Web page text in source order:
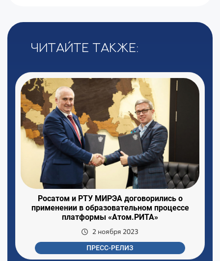
Читайте также:
Росатом и РТУ МИРЭА договорились о
применении в образовательном процессе
платформы «Атом.РИТА»
2 ноября 2023
ПРЕСС-РЕЛИЗ